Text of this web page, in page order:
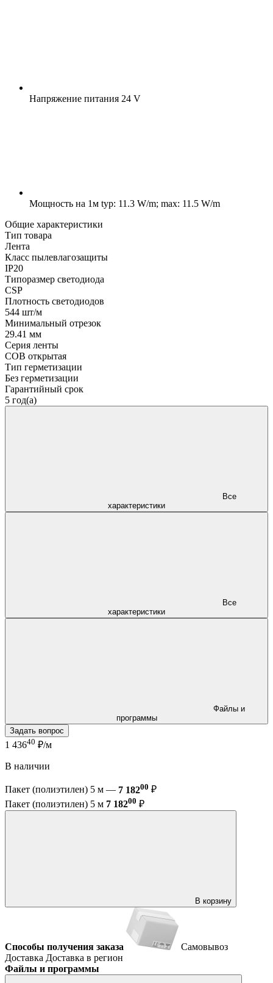
Напряжение питания 24 V
Мощность на 1м typ: 11.3 W/m; max: 11.5 W/m
Общие характеристики
Тип товара
Лента
Класс пылевлагозащиты
IP20
Типоразмер светодиода
CSP
Плотность светодиодов
544 шт/м
Минимальный отрезок
29.41 мм
Серия ленты
COB открытая
Тип герметизации
Без герметизации
Гарантийный срок
5 год(а)
характеристики
характеристики
программы
Задать вопрос
1 43640 ₽/м
В наличии
Пакет (полиэтилен) 5 м — 7 18200 ₽
Пакет (полиэтилен) 5 м 7 18200 ₽
В корзину
Способы получения заказа
Самовывоз
Доставка Доставка в регион
Файлы и программы